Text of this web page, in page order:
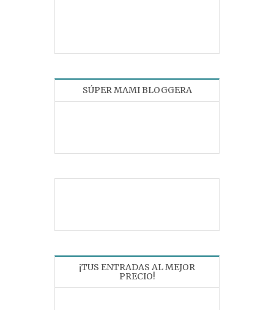
SÚPER MAMI BLOGGERA
¡TUS ENTRADAS AL MEJOR
PRECIO!